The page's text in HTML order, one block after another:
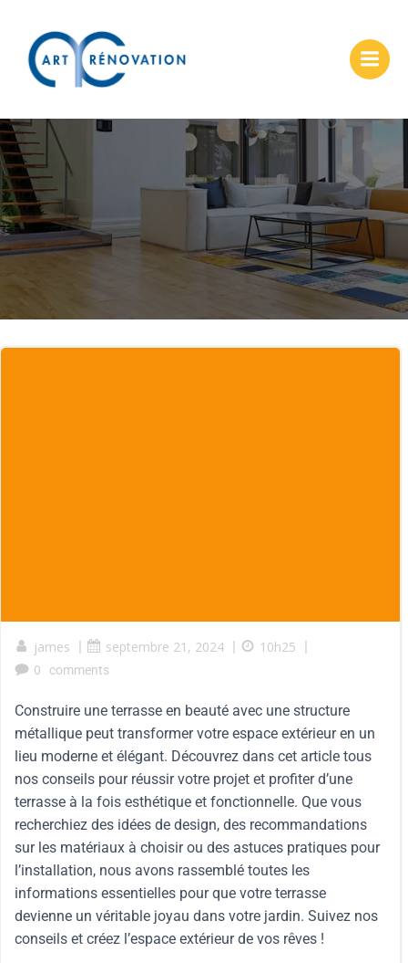
james | septembre 21, 2024 | 10h25 |
0
comments
Construire une terrasse en beauté avec une structure
métallique peut transformer votre espace extérieur en un
lieu moderne et élégant. Découvrez dans cet article tous
nos conseils pour réussir votre projet et profiter d’une
terrasse à la fois esthétique et fonctionnelle. Que vous
recherchiez des idées de design, des recommandations
sur les matériaux à choisir ou des astuces pratiques pour
l’installation, nous avons rassemblé toutes les
informations essentielles pour que votre terrasse
devienne un véritable joyau dans votre jardin. Suivez nos
conseils et créez l’espace extérieur de vos rêves !